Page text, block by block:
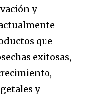
y
que
exitosas,
y